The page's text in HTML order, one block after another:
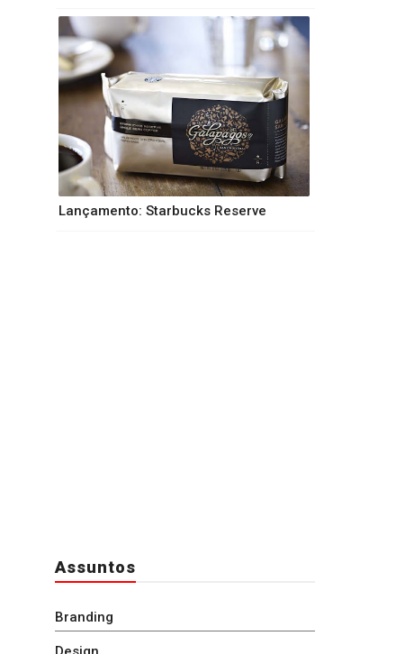
Lançamento: Starbucks Reserve
Assuntos
Branding